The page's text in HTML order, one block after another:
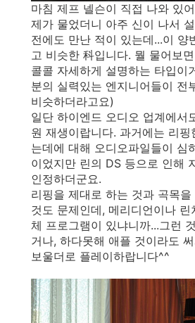
마침 제프 넬슨이 직접 나와 있
제가 물었더니 아주 신이 나서
전에도 만난 적이 있는데...이 양
고 비슷한 科입니다. 뭘 물어보
콜콜 자세하게 설명하는 타입이
분의 실력있는 엔지니어들이 전
비슷하더라고요)
일단 하이엔드 오디오 업계에서
원 재생이랍니다. 과거에는 리
는데에 대해 오디오파일들이 심
이었지만 린의 DS 등으로 인해
인정하더군요.
리핑을 제대로 하는 것과 곡목
것도 문제인데, 메리디언이나
체 프로그램이 있냐니까...그런
거나, 하다못해 애플 것이라도
보울더로 플레이하랍니다^^